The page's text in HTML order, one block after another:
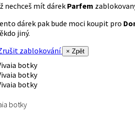
nechceš mít dárek Parfem
dárek pak bude moci koupit pro
jiný.
zablokování
× Zpět
botky